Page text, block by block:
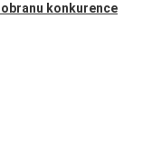
konkurence